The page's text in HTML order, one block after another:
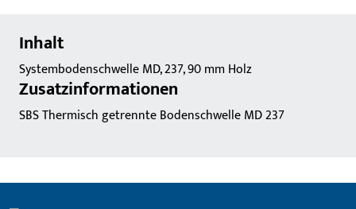
Inhalt
Systembodenschwelle MD, 237, 90 mm Holz
Zusatzinformationen
SBS Thermisch getrennte Bodenschwelle MD 237